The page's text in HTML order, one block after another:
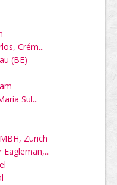
Crém...
(BE)
Sul...
Zürich